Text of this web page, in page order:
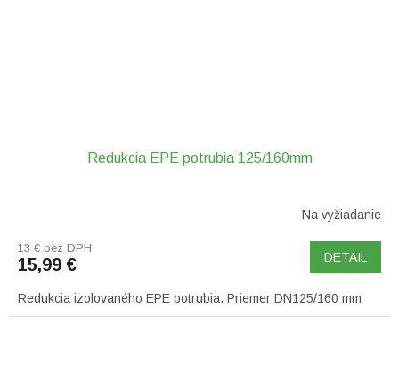
Redukcia EPE potrubia 125/160mm
Na vyžiadanie
13 € bez DPH
15,99 € DETAIL
Redukcia izolovaného EPE potrubia. Priemer DN125/160 mm